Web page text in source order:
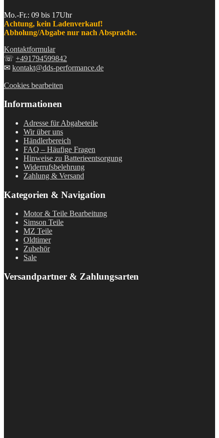
Mo.-Fr.: 09 bis 17Uhr
Achtung, kein Ladenverkauf!
Abholung/Abgabe nur nach Absprache.
Kontaktformular
☏ +491794599842
✉ kontakt@dds-performance.de
Cookies bearbeiten
Informationen
Adresse für Abgabeteile
Wir über uns
Händlerbereich
FAQ – Häufige Fragen
Hinweise zu Batterieentsorgung
Widerrufsbelehrung
Zahlung & Versand
Kategorien & Navigation
Motor & Teile Bearbeitung
Simson Teile
MZ Teile
Oldtimer
Zubehör
Sale
Versandpartner & Zahlungsarten